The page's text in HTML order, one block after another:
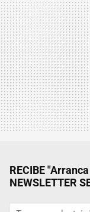
RECIBE
NEWSLETTER